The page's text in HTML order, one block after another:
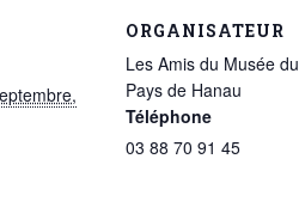
ORGANISATEUR
Les Amis du Musée du
Pays de Hanau
Téléphone
03 88 70 91 45